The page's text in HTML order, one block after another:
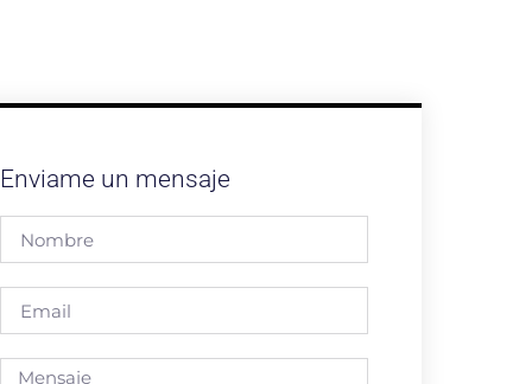
Enviame un mensaje